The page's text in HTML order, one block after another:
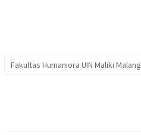
Fakultas Humaniora UIN Maliki Malang